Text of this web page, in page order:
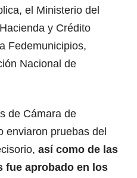
el Ministerio del
y Crédito
Fedemunicipios,
Nacional de
de Cámara de
enviaron pruebas del
así como de las
fue aprobado en los